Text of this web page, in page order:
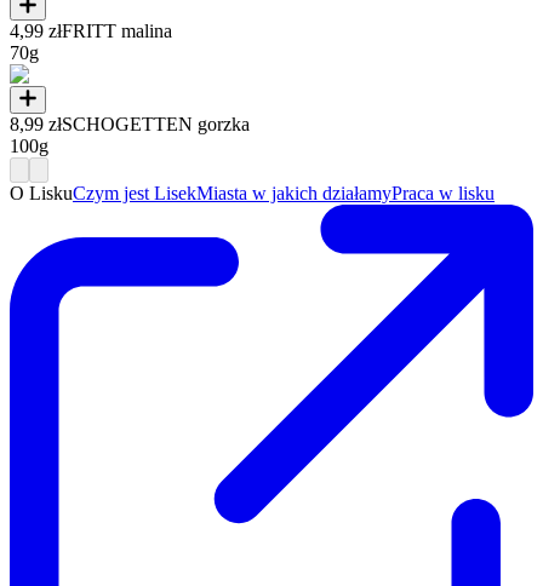
4,99 złFRITT malina
70g
8,99 złSCHOGETTEN gorzka
100g
O LiskuCzym jest LisekMiasta w jakich działamyPraca w lisku